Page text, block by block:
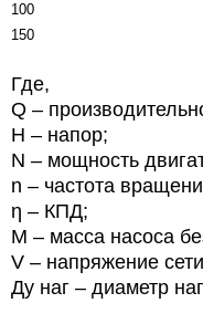
100
150
Где,
Q –
Н – напор;
N – мощность
n – частота
η – КПД;
М – масса насоса
V – напряжение
Ду наг – диаметр